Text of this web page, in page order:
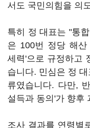
서도 국민의힘을 의
특히 정 대표는 "통
은 100번 정당 해산
세력'으로 규정하고
습니다. 민심은 정
류였습니다. 다만,
설득과 동의'가 향후
조사 결과를 연령별